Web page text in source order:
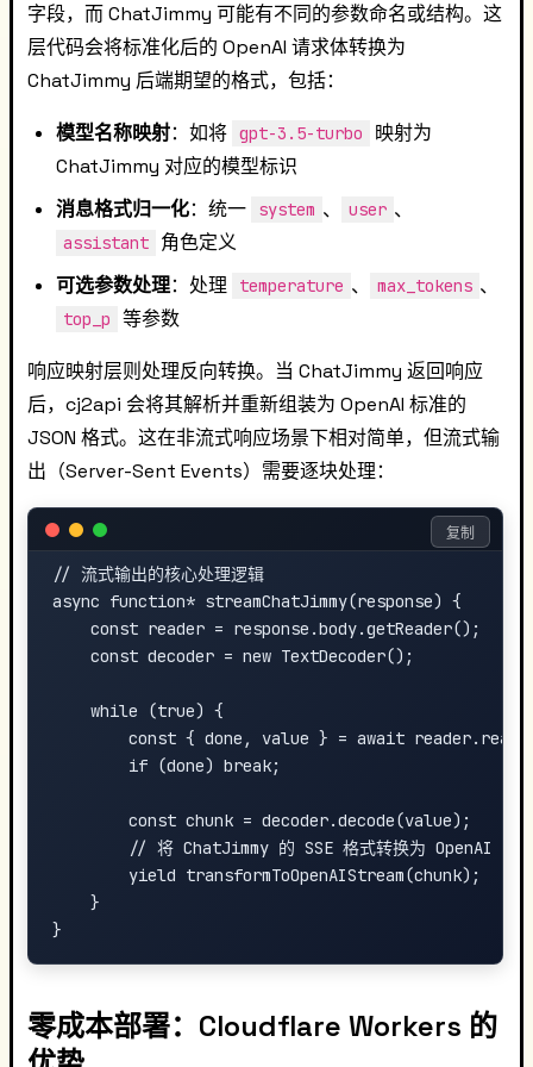
字段，而 ChatJimmy 可能有不同的参数命名或结构。这
层代码会将标准化后的 OpenAI 请求体转换为
ChatJimmy 后端期望的格式，包括：
模型名称映射：如将 gpt-3.5-turbo
映射为
ChatJimmy 对应的模型标识
消息格式归一化：统一 system 、 user 、
assistant
角色定义
可选参数处理：处理 temperature 、 max_tokens 、
top_p 等参数
响应映射层则处理反向转换。当 ChatJimmy 返回响应
后，cj2api 会将其解析并重新组装为 OpenAI 标准的
JSON 格式。这在非流式响应场景下相对简单，但流式输
出（Server-Sent Events）需要逐块处理：
// 流式输出的核心处理逻辑
async function* streamChatJimmy(response) {
    const reader = response.body.getReader();
    const decoder = new TextDecoder();
    while (true) {
const { done, value } = await
        if (done) break;
        const chunk = decoder.decode(value);
// 将 ChatJimmy 的 SSE 格式转换为 OpenAI 的
        yield transformToOpenAIStream(chunk);
    }
复制
零成本部署：Cloudflare Workers 的